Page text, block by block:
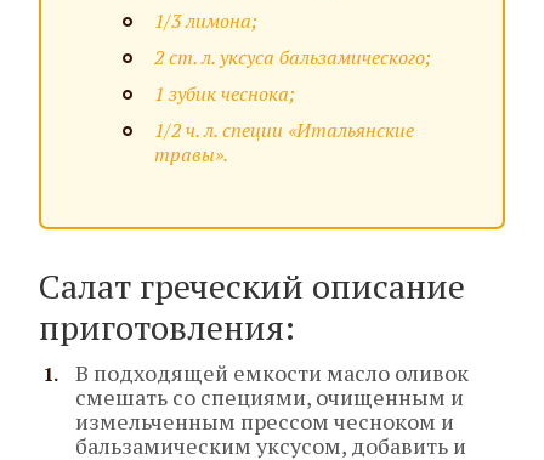
1/3 лимона;
2 ст. л. уксуса бальзамического;
1 зубик чеснока;
1/2 ч. л. специи «Итальянские
травы».
Салат греческий описание
приготовления:
В подходящей емкости масло оливок
смешать со специями, очищенным и
измельченным прессом чесноком и
бальзамическим уксусом, добавить и